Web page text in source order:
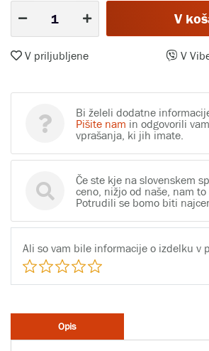
V
V priljubljene V
Bi želeli dodatne
Pišite nam in odgovorili
vprašanja, ki jih imate.
Če ste kje na slovenskem
ceno, nižjo od naše, nam to
Potrudili se bomo biti
Ali so vam bile informacije o izdelku v
Opis